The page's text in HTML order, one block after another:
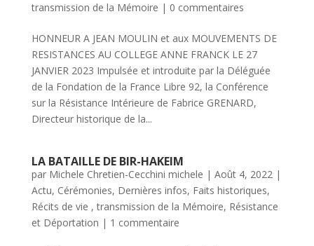
transmission de la Mémoire | 0 commentaires
HONNEUR A JEAN MOULIN et aux MOUVEMENTS DE
RESISTANCES AU COLLEGE ANNE FRANCK LE 27
JANVIER 2023 Impulsée et introduite par la Déléguée
de la Fondation de la France Libre 92, la Conférence
sur la Résistance Intérieure de Fabrice GRENARD,
Directeur historique de la...
LA BATAILLE DE BIR-HAKEIM
par Michele Chretien-Cecchini michele | Août 4, 2022|
Actu, Cérémonies, Dernières infos, Faits historiques,
Récits de vie , transmission de la Mémoire, Résistance
et Déportation | 1 commentaire